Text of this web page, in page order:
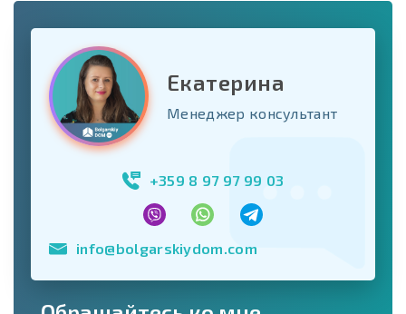
Екатерина
Менеджер консультант
+359 8 97 97 99 03
info@bolgarskiydom.com